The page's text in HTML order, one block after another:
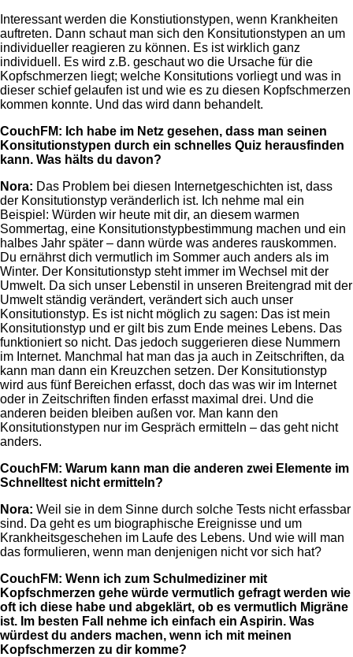
Interessant werden die Konstiutionstypen, wenn Krankheiten
auftreten. Dann schaut man sich den Konsitutionstypen an um
individueller reagieren zu können. Es ist wirklich ganz
individuell. Es wird z.B. geschaut wo die Ursache für die
Kopfschmerzen liegt; welche Konsitutions vorliegt und was in
dieser schief gelaufen ist und wie es zu diesen Kopfschmerzen
kommen konnte. Und das wird dann behandelt.
CouchFM: Ich habe im Netz gesehen, dass man seinen
Konsitutionstypen durch ein schnelles Quiz herausfinden
kann. Was hälts du davon?
Nora: Das Problem bei diesen Internetgeschichten ist, dass
der Konsitutionstyp veränderlich ist. Ich nehme mal ein
Beispiel: Würden wir heute mit dir, an diesem warmen
Sommertag, eine Konsitutionstypbestimmung machen und ein
halbes Jahr später – dann würde was anderes rauskommen.
Du ernährst dich vermutlich im Sommer auch anders als im
Winter. Der Konsitutionstyp steht immer im Wechsel mit der
Umwelt. Da sich unser Lebenstil in unseren Breitengrad mit der
Umwelt ständig verändert, verändert sich auch unser
Konsitutionstyp. Es ist nicht möglich zu sagen: Das ist mein
Konsitutionstyp und er gilt bis zum Ende meines Lebens. Das
funktioniert so nicht. Das jedoch suggerieren diese Nummern
im Internet. Manchmal hat man das ja auch in Zeitschriften, da
kann man dann ein Kreuzchen setzen. Der Konsitutionstyp
wird aus fünf Bereichen erfasst, doch das was wir im Internet
oder in Zeitschriften finden erfasst maximal drei. Und die
anderen beiden bleiben außen vor. Man kann den
Konsitutionstypen nur im Gespräch ermitteln – das geht nicht
anders.
CouchFM: Warum kann man die anderen zwei Elemente im
Schnelltest nicht ermitteln?
Nora: Weil sie in dem Sinne durch solche Tests nicht erfassbar
sind. Da geht es um biographische Ereignisse und um
Krankheitsgeschehen im Laufe des Lebens. Und wie will man
das formulieren, wenn man denjenigen nicht vor sich hat?
CouchFM: Wenn ich zum Schulmediziner mit
Kopfschmerzen gehe würde vermutlich gefragt werden wie
oft ich diese habe und abgeklärt, ob es vermutlich Migräne
ist. Im besten Fall nehme ich einfach ein Aspirin. Was
würdest du anders machen, wenn ich mit meinen
Kopfschmerzen zu dir komme?